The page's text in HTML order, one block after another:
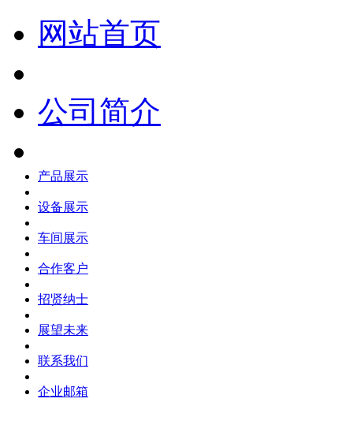
网站首页
公司简介
产品展示
设备展示
车间展示
合作客户
招贤纳士
展望未来
联系我们
企业邮箱